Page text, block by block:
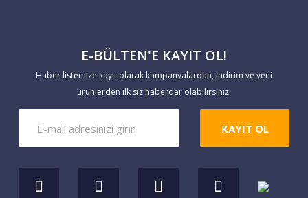
Yaptığınız ödemeleri
https://www.markaevim.com/hesabim/
bildirimlinkinden bize iletebilirsiniz.
E-BÜLTEN'E KAYIT OL!
Haber listemize kayıt olarak kampanyalardan, indirim ve yeni
ürünlerden ilk siz haberdar olabilirsiniz.
KAYIT OL